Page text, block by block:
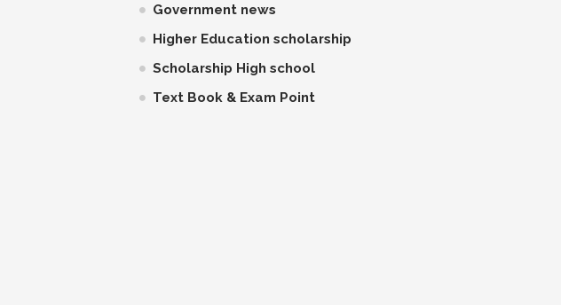
Government news
Higher Education scholarship
Scholarship High school
Text Book & Exam Point